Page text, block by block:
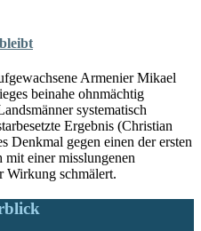
Armenier Mikael
beinahe ohnmächtig
systematisch
Ergebnis (Christian
Denkmal gegen einen der ersten
mit einer misslungenen
Wirkung schmälert.